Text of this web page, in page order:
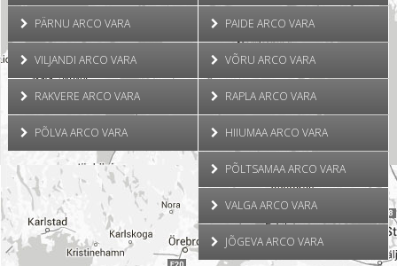
PÄRNU ARCO VARA
VILJANDI ARCO VARA
RAKVERE ARCO VARA
PÕLVA ARCO VARA
PAIDE ARCO VARA
VÕRU ARCO VARA
RAPLA ARCO VARA
HIIUMAA ARCO VARA
PÕLTSAMAA ARCO VARA
VALGA ARCO VARA
JÕGEVA ARCO VARA